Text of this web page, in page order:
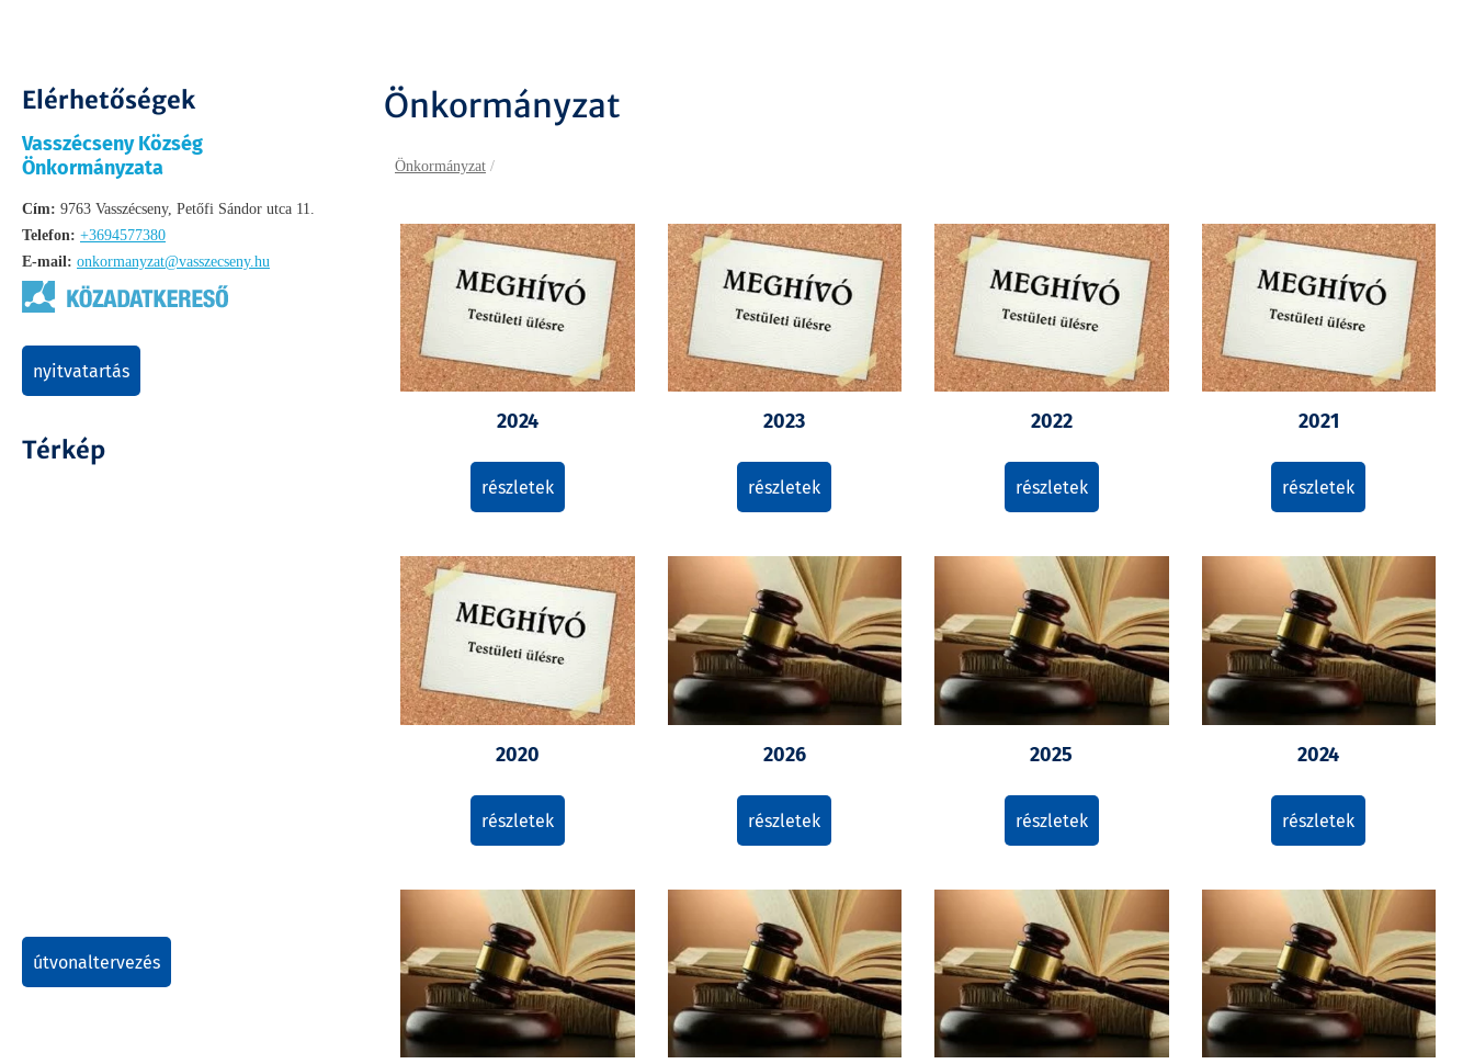
Elérhetőségek
Vasszécseny Község
Önkormányzata
Cím: 9763 Vasszécseny, Petőfi Sándor utca 11.
Telefon: +3694577380
E-mail: onkormanyzat@vasszecseny.hu
nyitvatartás
Térkép
útvonaltervezés
Önkormányzat
Önkormányzat /
2024
részletek
2023
részletek
2022
részletek
2021
részletek
2020
részletek
2026
részletek
2025
részletek
2024
részletek